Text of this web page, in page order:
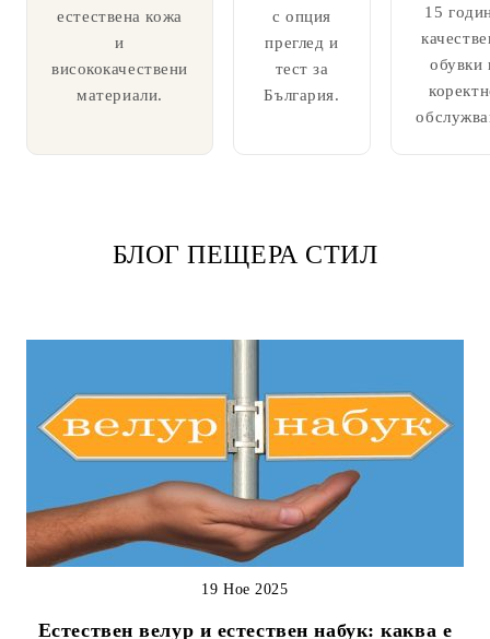
естествена кожа
и
висококачествени
материали.
с опция
преглед и
тест за
България.
15
обувки
БЛОГ ПЕЩЕРА СТИЛ
Естествен велур и естествен набук: каква е
19 Ное 2025